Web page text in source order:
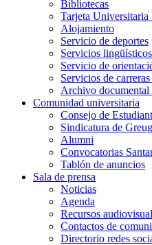
Bibliotecas
Tarjeta
Alojamiento
Servicio de deportes
Servicios lingüísticos
Servicio de
Servicios de
Archivo
Comunidad universitaria
Consejo de
Sindicatura de
Alumni
Convocatorias
Tablón de anuncios
Sala de prensa
Noticias
Agenda
Recursos
Contactos de
Directorio redes